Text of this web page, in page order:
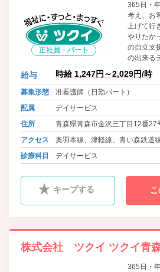
正社員・パート
365日・
考え、お
上げて行
やりたか
の自立支
の出来る
給与 時給 1,247円～2,029円/時
募集形態
准看護師（日勤パート）
配属
デイサービス
住所
青森県青森市金沢三丁目12番27
アクセス
奥羽本線、津軽線、青い森鉄道
診療科目
デイサービス
キープする
株式会社 ツクイ ツクイ青
365日・